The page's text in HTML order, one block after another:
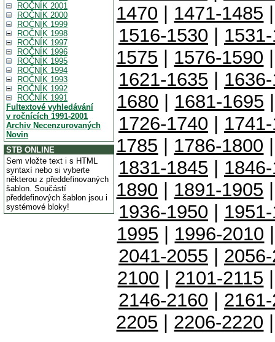
ROČNÍK 2001
ROČNÍK 2000
ROČNÍK 1999
ROČNÍK 1998
ROČNÍK 1997
ROČNÍK 1996
ROČNÍK 1995
ROČNÍK 1994
ROČNÍK 1993
ROČNÍK 1992
ROČNÍK 1991
Fultextové vyhledávání
v ročnících 1991-2001
Archiv Necenzurovaných
Novin
STB ONLINE
Sem vložte text i s HTML
syntaxí nebo si vyberte
některou z předdefinovaných
šablon. Součástí
předdefinových šablon jsou i
systémové bloky!
1470
1471-1485
1516-1530
1575
1576-1590
1621-1635
1680
1681-1695
1726-1740
1785
1786-1800
1831-1845
1890
1891-1905
1936-1950
1995
1996-2010
2041-2055
2100
2101-2115
2146-2160
2205
2206-2220